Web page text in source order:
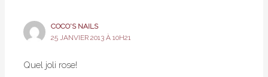
COCO'S NAILS
25 JANVIER 2013 À 10H21
Quel joli rose!